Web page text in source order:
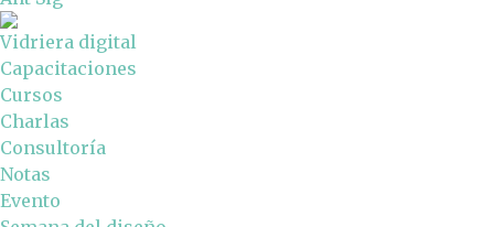
Vidriera digital
Capacitaciones
Cursos
Charlas
Consultoría
Notas
Evento